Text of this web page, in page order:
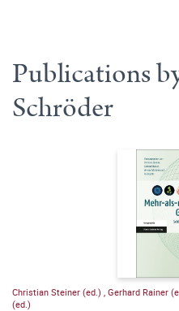
Publications
Schröder
Christian Steiner (ed.) Gerhard Rainer
(ed.)